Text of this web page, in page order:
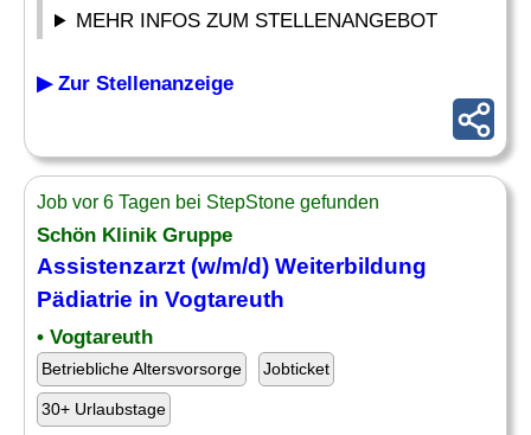
MEHR INFOS ZUM STELLENANGEBOT
▶ Zur Stellenanzeige
Job vor 6 Tagen bei StepStone gefunden
Schön Klinik Gruppe
Assistenzarzt (w/m/d) Weiterbildung
Pädiatrie in Vogtareuth
• Vogtareuth
Betriebliche Altersvorsorge Jobticket
30+ Urlaubstage